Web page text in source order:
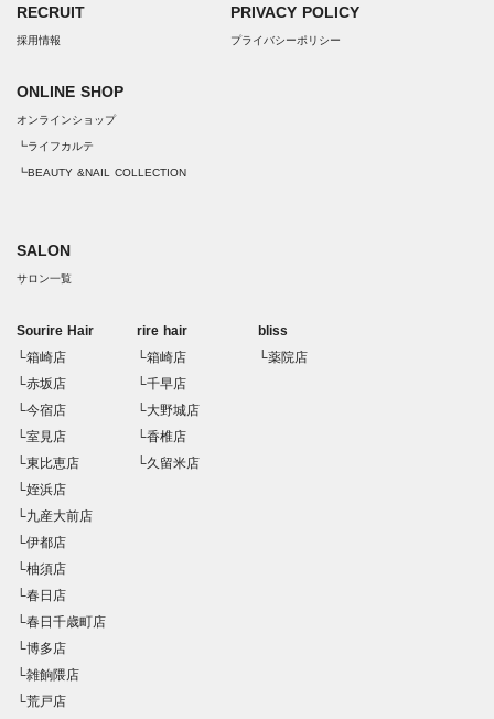
RECRUIT
採用情報
ONLINE SHOP
オンラインショップ
┗ライフカルテ
┗BEAUTY &NAIL COLLECTION
PRIVACY POLICY
プライバシーポリシー
SALON
サロン一覧
Sourire Hair
└箱崎店
└赤坂店
└今宿店
└室見店
└東比恵店
└姪浜店
└九産大前店
└伊都店
└柚須店
└春日店
└春日千歳町店
└博多店
└雑餉隈店
└荒戸店
rire hair
└箱崎店
└千早店
└大野城店
└香椎店
└久留米店
bliss
└薬院店